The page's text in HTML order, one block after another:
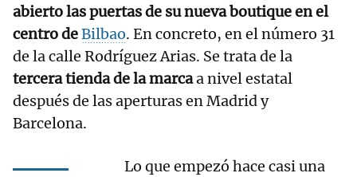
abierto las puertas de su nueva boutique en el
centro deBilbao. En concreto, en el número 31
de la calle Rodríguez Arias. Se trata de la
tercera tienda de la marcaa nivel estatal
después de las aperturas en Madrid y
Barcelona.
Lo que empezó hace casi una